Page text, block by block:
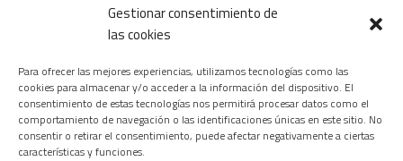
Gestionar consentimiento de
las cookies
Para ofrecer las mejores experiencias, utilizamos tecnologías como las
cookies para almacenar y/o acceder a la información del dispositivo. El
consentimiento de estas tecnologías nos permitirá procesar datos como el
comportamiento de navegación o las identificaciones únicas en este sitio. No
consentir o retirar el consentimiento, puede afectar negativamente a ciertas
características y funciones.
Riesgos
cardiovasculare
s ocultos en
ciertos
¿Nanopartículas
cáncer con
mayor
precisión?
23 JULIO, 2026
Healthineers
del T.H.E.
Healthineers
Summit, su
nuevo